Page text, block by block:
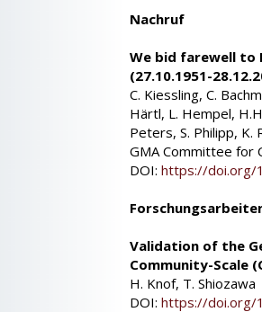
Nachruf
We bid farewell to
(27.10.1951-
C. Kiessling, C.
Härtl, L. Hempel,
Peters, S. Philipp, K.
GMA Committee for
DOI:https://doi.org/
Validation of the
Community-Scale
H. Knof, T. Shiozawa
DOI:https://doi.org/